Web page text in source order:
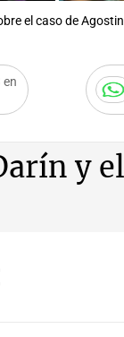
el caso de
en
y